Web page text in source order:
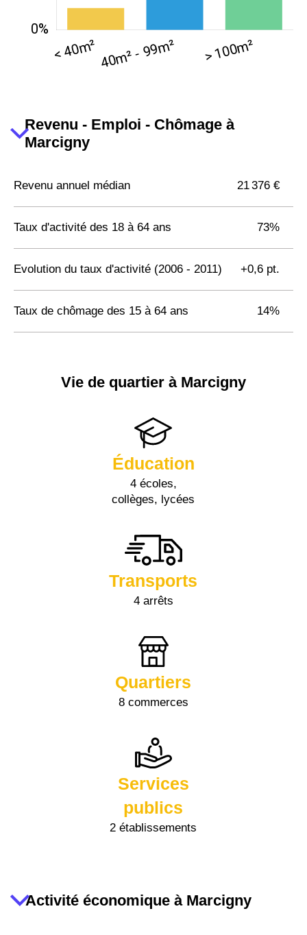
Revenu - Emploi - Chômage à
Marcigny
Revenu annuel médian 21 376 €
Taux d'activité des 18 à 64 ans 73%
Evolution du taux d'activité (2006 - 2011) +0,6 pt.
Taux de chômage des 15 à 64 ans 14%
Vie de quartier à Marcigny
Éducation
4 écoles,
collèges, lycées
Transports
4 arrêts
Quartiers
8 commerces
Services
publics
2 établissements
Activité économique à Marcigny